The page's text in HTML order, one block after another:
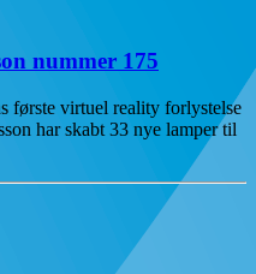
nummer 175
første virtuel reality forlystelse
har skabt 33 nye lamper til